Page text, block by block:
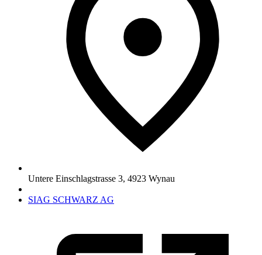
Untere Einschlagstrasse 3, 4923 Wynau
SIAG SCHWARZ AG